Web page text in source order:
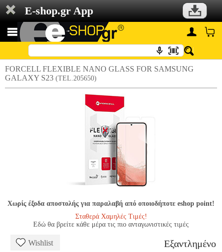
E-shop.gr App
FORCELL FLEXIBLE NANO GLASS FOR SAMSUNG
GALAXY S23 (TEL.205650)
Χωρίς έξοδα αποστολής για παραλαβή από οποιοδήποτε eshop point!
Σταθερά Χαμηλές Τιμές!
Εδώ θα βρείτε κάθε μέρα τις πιο ανταγωνιστικές τιμές
Wishlist Εξαντλημένο